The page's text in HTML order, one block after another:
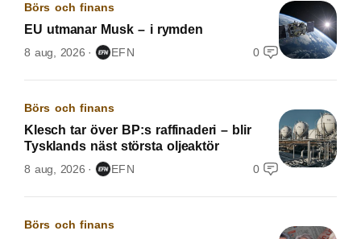
Börs och finans
EU utmanar Musk – i rymden
8 aug, 2026 EFN 0
Börs och finans
Klesch tar över BP:s raffinaderi – blir
Tysklands näst största oljeaktör
8 aug, 2026 EFN 0
Börs och finans